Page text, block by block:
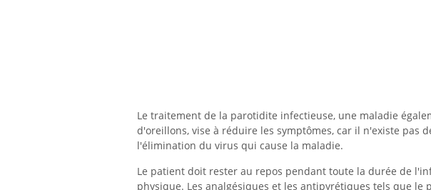
Le traitement de la parotidite infectieuse, une maladie
d'oreillons, vise à réduire les symptômes, car il n'existe pas
l'élimination du virus qui cause la maladie.
Le patient doit rester au repos pendant toute la durée de
physique. Les analgésiques et les antipyrétiques tels que le